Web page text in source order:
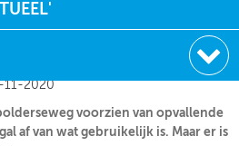
goed idee?
11-2020
voorzien van opvallende
af van wat gebruikelijk is. Maar er is